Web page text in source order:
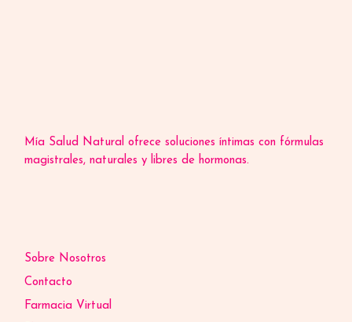
Mía Salud Natural ofrece soluciones íntimas con fórmulas
magistrales, naturales y libres de hormonas.
Sobre Nosotros
Contacto
Farmacia Virtual